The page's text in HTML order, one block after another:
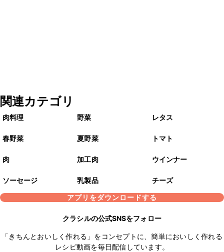
関連カテゴリ
肉料理 野菜 レタス
春野菜 夏野菜 トマト
肉 加工肉 ウインナー
ソーセージ 乳製品
チーズ
アプリをダウンロードする
クラシルの公式SNSをフォロー
「きちんとおいしく作れる」をコンセプトに、簡単においしく作れる
レシピ動画を毎日配信しています。